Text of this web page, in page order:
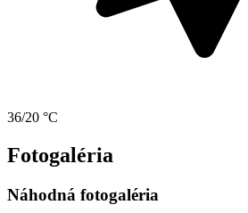
36/20 °C
Fotogaléria
Náhodná fotogaléria